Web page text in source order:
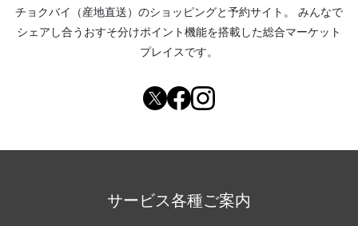
チョクバイ（産地直送） のショッピングと予約サイト。
みんなで
シェアし合う おすそ分けポイント機能を搭載した総合マーケット
プレイスです。
サービス各種ご案内